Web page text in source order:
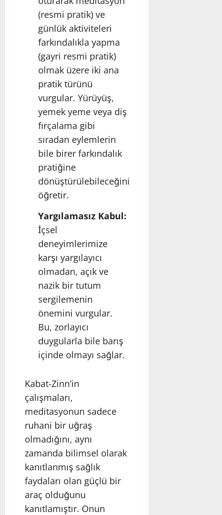
(resmi pratik) ve
günlük aktiviteleri
farkındalıkla yapma
(gayri resmi pratik)
olmak üzere iki ana
pratik türünü
vurgular. Yürüyüş,
yemek yeme veya diş
fırçalama gibi
sıradan eylemlerin
bile birer farkındalık
pratiğine
dönüştürülebileceğini
öğretir.
Yargılamasız Kabul:
İçsel
deneyimlerimize
karşı yargılayıcı
olmadan, açık ve
nazik bir tutum
sergilemenin
önemini vurgular.
Bu, zorlayıcı
duygularla bile barış
içinde olmayı sağlar.
Kabat-Zinn’in
çalışmaları,
meditasyonun sadece
ruhani bir uğraş
olmadığını, aynı
zamanda bilimsel olarak
kanıtlanmış sağlık
faydaları olan güçlü bir
araç olduğunu
kanıtlamıştır. Onun